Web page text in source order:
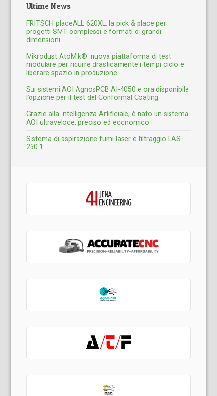
Ultime News
FRITSCH placeALL 620XL: la pick & place per
progetti SMT complessi e formati di grandi
dimensioni
Mikrodust AtoMik®: nuova piattaforma di test
modulare per ridurre drasticamente i tempi ciclo e
liberare spazio in produzione.
Sui sistemi AOI AgnosPCB AI-4050 è ora disponibile
l’opzione per il test del Conformal Coating
Grazie alla Intelligenza Artificiale, è nato un sistema
AOI ultraveloce, preciso ed economico
Sistema di aspirazione fumi laser e filtraggio LAS
260.1